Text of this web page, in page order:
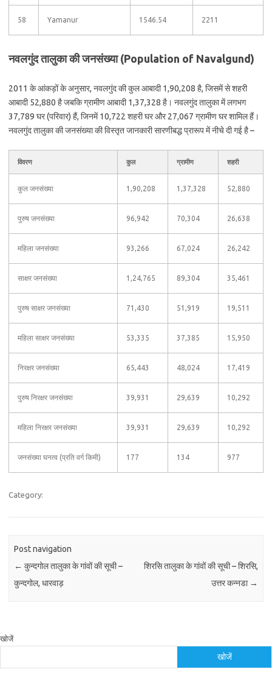
58 Yamanur 1546.54 2211
नवलगुंद तालुका की जनसंख्या (Population of Navalgund)
2011 के आंकड़ों के अनुसार, नवलगुंद की कुल आबादी 1,90,208 है, जिसमें से शहरी
आबादी 52,880 है जबकि ग्रामीण आबादी 1,37,328 है। नवलगुंद तालुका में लगभग
37,789 घर (परिवार) हैं, जिनमें 10,722 शहरी घर और 27,067 ग्रामीण घर शामिल हैं।
नवलगुंद तालुका की जनसंख्या की विस्तृत जानकारी सारणीबद्ध प्रारूप में नीचे दी गई है –
विवरण कुल ग्रामीण शहरी
कुल जनसंख्या 1,90,208 1,37,328 52,880
पुरुष जनसंख्या 96,942 70,304 26,638
महिला जनसंख्या 93,266 67,024 26,242
साक्षर जनसंख्या 1,24,765 89,304 35,461
पुरुष साक्षर जनसंख्या 71,430 51,919 19,511
महिला साक्षर जनसंख्या 53,335 37,385 15,950
निरक्षर जनसंख्या 65,443 48,024 17,419
पुरुष निरक्षर जनसंख्या 39,931 29,639 10,292
महिला निरक्षर जनसंख्या 39,931 29,639 10,292
जनसंख्या घनत्व (प्रति वर्ग किमी) 177 134 977
Category:
Post navigation
← कुन्दगोल तालुका के गांवों की सूची –
कुन्दगोल, धारवाड़
शिरसि तालुका के गांवों की सूची – शिरसि,
उत्तर कन्नडा →
खोजें
खोजें